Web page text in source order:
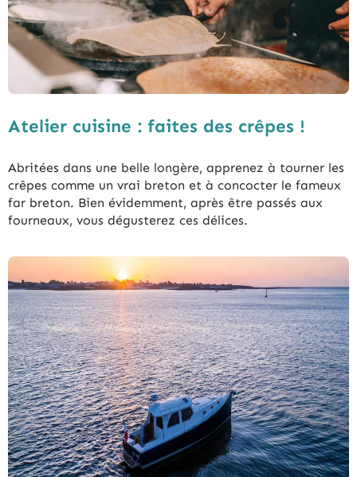
Atelier cuisine : faites des crêpes !
Abritées dans une belle longère, apprenez à tourner les
crêpes comme un vrai breton et à concocter le fameux
far breton. Bien évidemment, après être passés aux
fourneaux, vous dégusterez ces délices.